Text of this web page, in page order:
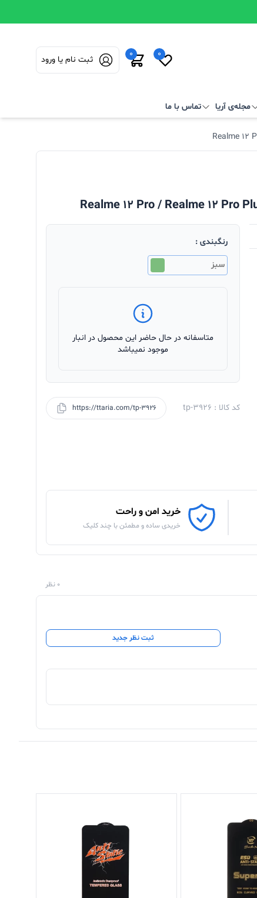
0
0
ثبت نام یا ورود
مجله‌ی آریا تماس با ما
رنگبندی :
سبز
متاسفانه در حال حاضر این محصول در انبار
موجود نمیباشد
کد کالا : tp-3926 https://ttaria.com/tp-3926
خرید امن و راحت
خریدی ساده و مطمئن با چند کلیک
0 نظر
ثبت نظر جدید